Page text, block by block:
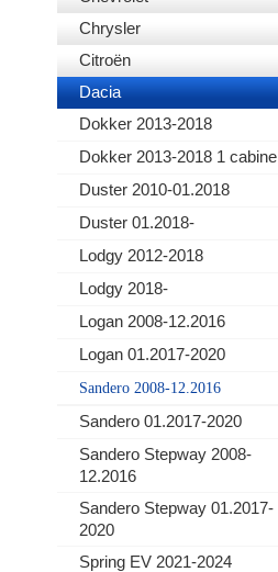
Chrysler
Citroën
Dacia
Dokker 2013-2018
Dokker 2013-2018 1 cabine
Duster 2010-01.2018
Duster 01.2018-
Lodgy 2012-2018
Lodgy 2018-
Logan 2008-12.2016
Logan 01.2017-2020
Sandero 2008-12.2016
Sandero 01.2017-2020
Sandero Stepway 2008-
12.2016
Sandero Stepway 01.2017-
2020
Spring EV 2021-2024